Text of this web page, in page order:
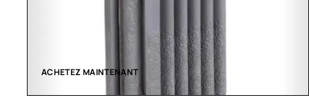
VOIR LES CRÉATIONS